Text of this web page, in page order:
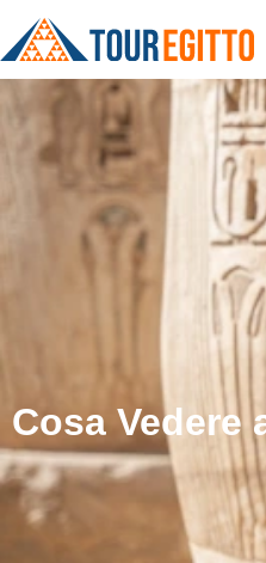
Cosa Vedere